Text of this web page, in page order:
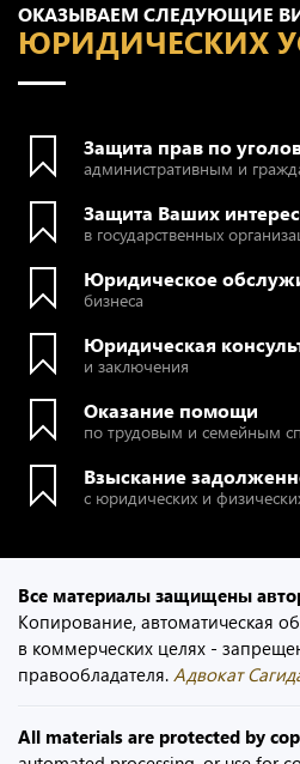
ОКАЗЫВАЕМ СЛЕДУЮЩИЕ
ЮРИДИЧЕСКИХ
Защита прав по
административным и
Защита Ваших
в государственных
Юридическое
бизнеса
Юридическая
и заключения
Оказание помощи
по трудовым и семейным
Взыскание
с юридических и
Все материалы защищены
Копирование, автоматическая
в коммерческих целях -
правообладателя. Адвокат
All materials are protected by